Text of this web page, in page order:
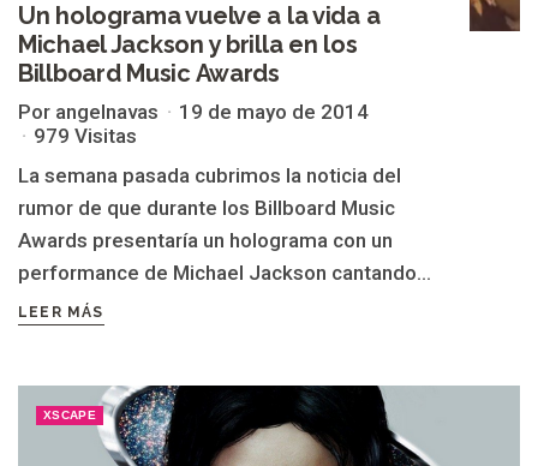
Un holograma vuelve a la vida a
Michael Jackson y brilla en los
Billboard Music Awards
Por angelnavas
19 de mayo de 2014
979 Visitas
La semana pasada cubrimos la noticia del
rumor de que durante los Billboard Music
Awards presentaría un holograma con un
performance de Michael Jackson cantando...
LEER MÁS
XSCAPE